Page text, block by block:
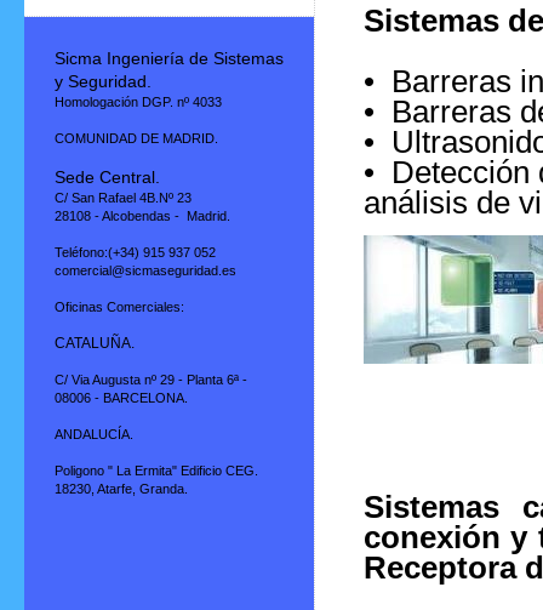
Sistemas
• Barreras
• Barreras
•
• Detección
análisis de
Sistemas
conexión y
Receptora
Sicma Ingeniería de Sistemas
y Seguridad.
Homologación DGP. nº 4033
COMUNIDAD DE MADRID.
Sede Central.
C/ San Rafael 4B.Nº 23
28108 - Alcobendas - Madrid.
Teléfono:(+34) 915 937 052
comercial@sicmaseguridad.es
Oficinas Comerciales:
CATALUÑA.
C/ Via Augusta nº 29 - Planta 6ª -
08006 - BARCELONA.
ANDALUCÍA.
Poligono " La Ermita" Edificio CEG.
18230, Atarfe, Granda.